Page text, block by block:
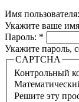
Имя пользователя:
Укажите ваше
Пароль: *
Укажите пароль,
CAPTCHA
Контрольный
Решите эту